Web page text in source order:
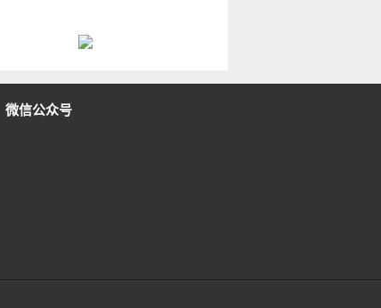
微信公众号